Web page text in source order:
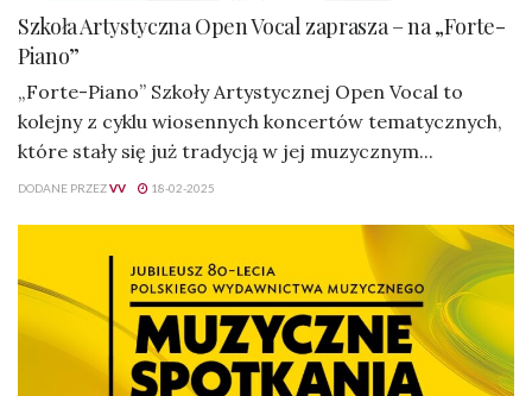
Szkoła Artystyczna Open Vocal zaprasza – na „Forte-
Piano”
„Forte-Piano” Szkoły Artystycznej Open Vocal to
kolejny z cyklu wiosennych koncertów tematycznych,
które stały się już tradycją w jej muzycznym...
DODANE PRZEZVV 18-02-2025